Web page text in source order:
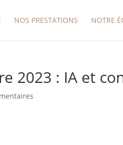
NOS PRESTATIONS NOTRE
2023 : IA et